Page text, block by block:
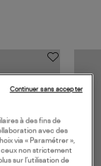
à des fins de
avec des
via « Paramétrer »,
ceux non strictement
sur l’utilisation de
Continuer sans accepter